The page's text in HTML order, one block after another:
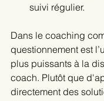
suivi régulier.
Dans le coaching
questionnement est
plus puissants à la
coach. Plutôt que
directement des